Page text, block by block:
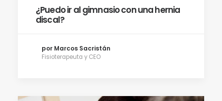
¿Puedo ir al gimnasio con una hernia
discal?
por Marcos Sacristán
Fisioterapeuta y CEO